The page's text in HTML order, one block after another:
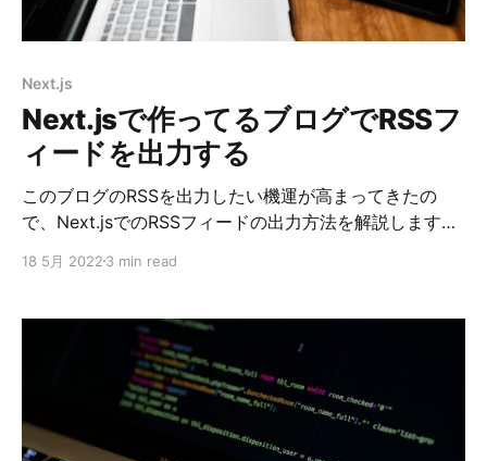
linkifyというパッケージもありますが、これは別物なの
でご注意を。 執筆時のこちらは5年ほどメンテナンスさ
Next.js
Next.jsで作ってるブログでRSSフ
ィードを出力する
このブログのRSSを出力したい機運が高まってきたの
で、Next.jsでのRSSフィードの出力方法を解説します。
ください！ RSSフィードを出力するのに使えそうなnpm
ます。 参考にしたcatnoseさんはrssの方を使ってまし
た。どちらでもやりたいことはできるのでどちら使って
も良いと思います。 feedにした理由は 1. rssの方が最終
リリースが5年前と古い 2. rssの方が依存が多い mime-
typesとxmlの2つ。xmlの方は最終更新日が6年前であ
る。 3. feedは依存しているのがxml-jsだけ 依存は少な
18 5月 2022 3 min read